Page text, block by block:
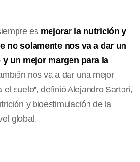
es mejorar la nutrición y
no solamente nos va a dar un
un mejor margen para la
nos va a dar una mejor
el suelo”, definió Alejandro Sartori,
y bioestimulación de la
global.